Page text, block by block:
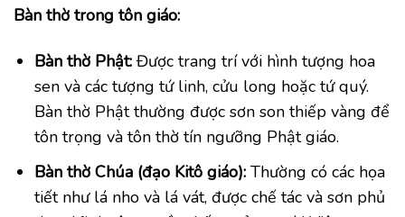
Bàn thờ trong tôn giáo:
Bàn thờ Phật: Được trang trí với hình tượng hoa
sen và các tượng tứ linh, cửu long hoặc tứ quý.
Bàn thờ Phật thường được sơn son thiếp vàng để
tôn trọng và tôn thờ tín ngưỡng Phật giáo.
Bàn thờ Chúa (đạo Kitô giáo): Thường có các họa
tiết như lá nho và lá vát, được chế tác và sơn phủ